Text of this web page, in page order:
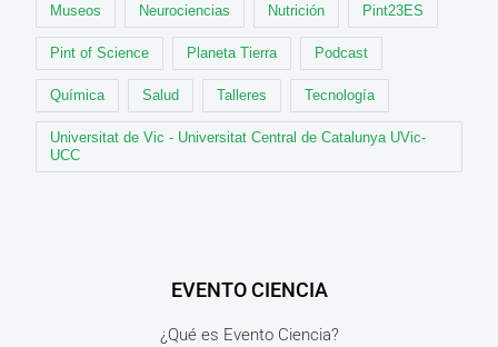
Museos Neurociencias Nutrición Pint23ES
Pint of Science Planeta Tierra Podcast
Química Salud Talleres Tecnología
Universitat de Vic - Universitat Central de Catalunya UVic-
UCC
EVENTO CIENCIA
¿Qué es Evento Ciencia?